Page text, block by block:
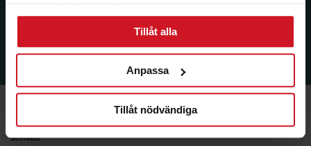
Tillåt alla
Anpassa
Tillåt nödvändiga